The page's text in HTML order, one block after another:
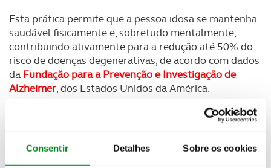
Consentir Detalhes Sobre os cookies
Esta prática permite que a pessoa idosa se mantenha
saudável fisicamente e, sobretudo mentalmente,
contribuindo ativamente para a redução até 50% do
risco de doenças degenerativas, de acordo com dados
da Fundação para a Prevenção e Investigação de
Alzheimer, dos Estados Unidos da América.
Assim, se seguir todos estes cuidados e tiver sempre
físico regular, durante pelo menos 30 minutos e três
vezes por semana, estará a contribuir para evitar